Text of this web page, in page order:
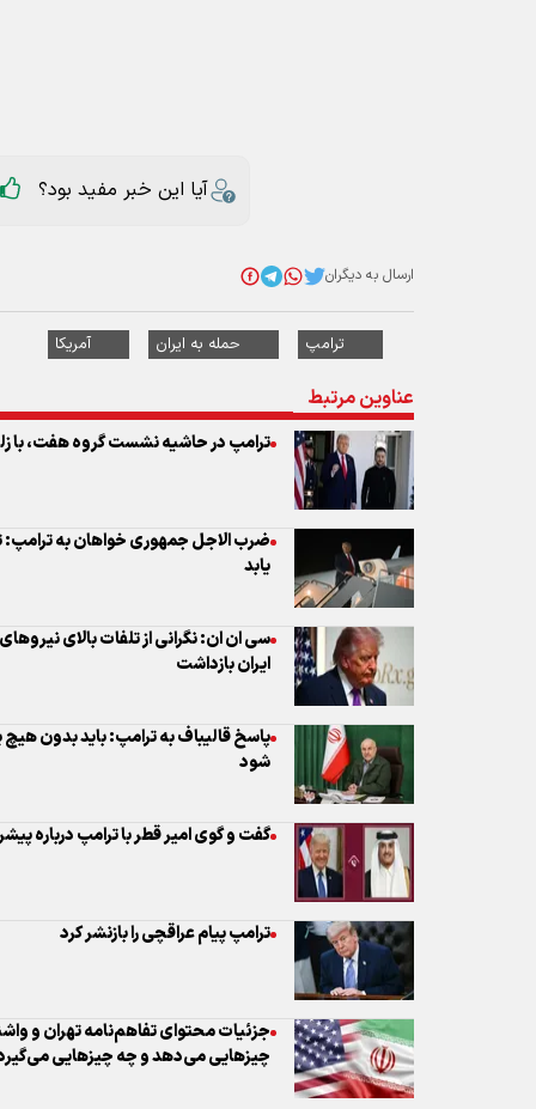
حمله به ایران آمریکا
ترامپ در حاشیه نشست گروه هفت، با
یابد
پاسخ قالیباف به ترامپ: باید بدون
گفت و گوی امیر قطر با ترامپ درباره
ترامپ پیام عراقچی را بازنشر کرد
بیم نتانیاهو از تفاهم ایران و آمریکا/